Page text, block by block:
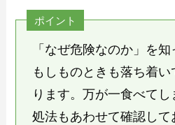
ポイント
「なぜ危険なのか」を知
もしものときも落ち着
ります。万が一食べて
処法もあわせて確認して